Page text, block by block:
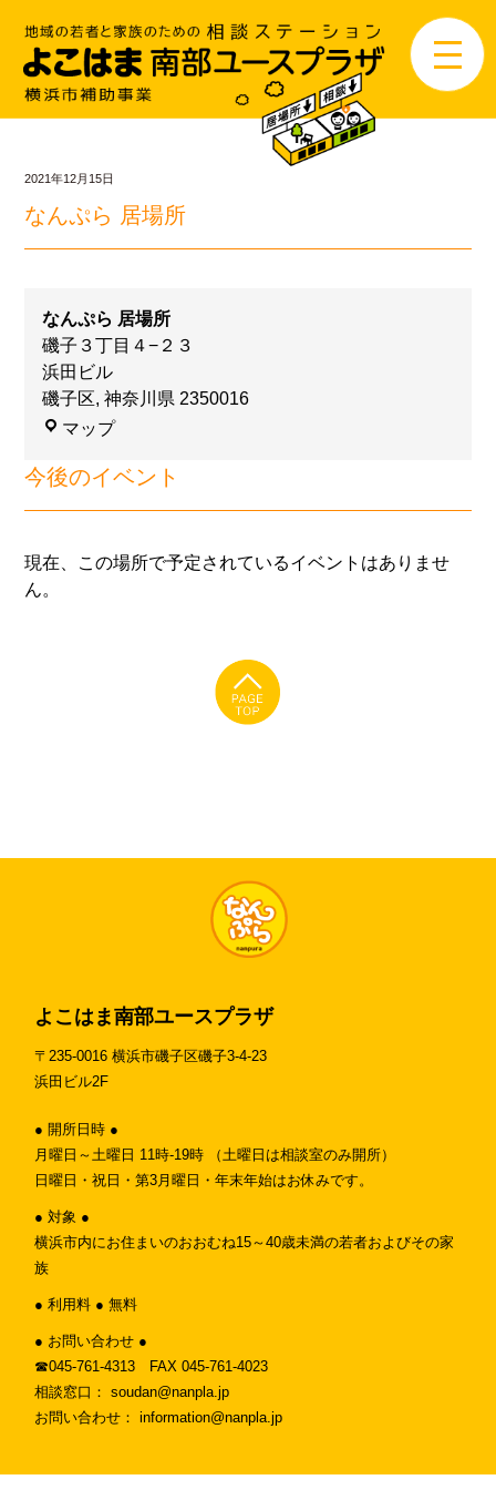
2021年12月15日
なんぷら 居場所
なんぷら 居場所
磯子３丁目４−２３
浜田ビル
磯子区,神奈川県 2350016
マップ
今後のイベント
現在、この場所で予定されているイベントはありませ
ん。
よこはま南部ユースプラザ
〒235-0016 横浜市磯子区磯子3-4-23
浜田ビル2F
● 開所日時 ●
月曜日～土曜日 11時-19時 （土曜日は相談室のみ開所）
日曜日・祝日・第3月曜日・年末年始はお休みです。
● 対象 ●
横浜市内にお住まいのおおむね15～40歳未満の若者およびその家
族
● 利用料 ● 無料
● お問い合わせ ●
☎︎045-761-4313 FAX 045-761-4023
相談窓口： soudan@nanpla.jp
お問い合わせ： information@nanpla.jp